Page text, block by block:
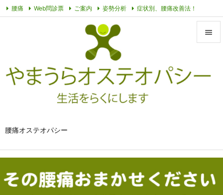
腰痛オステオパシー



腰痛 Web問診票 ご案内 姿勢分析 症状別、腰痛改善法！
その他動画